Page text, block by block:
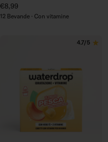
Prezzo regolare
€8,99
12 Bevande · Con vitamine
4.7/5